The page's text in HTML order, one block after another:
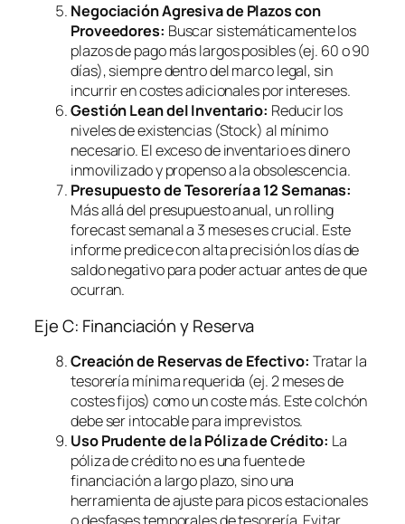
Negociación Agresiva de Plazos con
Proveedores: Buscar sistemáticamente los
plazos de pago más largos posibles (ej. 60 o 90
días), siempre dentro del marco legal, sin
incurrir en costes adicionales por intereses.
Gestión Lean del Inventario: Reducir los
niveles de existencias (Stock) al mínimo
necesario. El exceso de inventario es dinero
inmovilizado y propenso a la obsolescencia.
Presupuesto de Tesorería a 12 Semanas:
Más allá del presupuesto anual, unrolling
forecastsemanal a 3 meses es crucial. Este
informe predice con alta precisión los días de
saldo negativo para poder actuar antes de que
ocurran.
Eje C: Financiación y Reserva
Creación de Reservas de Efectivo: Tratar la
tesorería mínima requerida (ej. 2 meses de
costes fijos) como un coste más. Este colchón
debe ser intocable para imprevistos.
Uso Prudente de la Póliza de Crédito: La
póliza de crédito no es una fuente de
financiación a largo plazo, sino una
herramienta de ajuste para picos estacionales